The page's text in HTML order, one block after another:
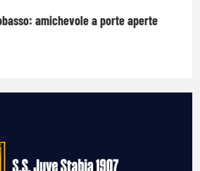
amichevole a porte aperte